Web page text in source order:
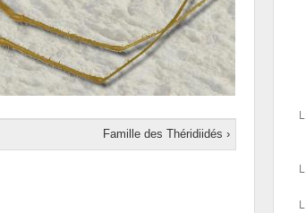
Famille des Théridiidés ›